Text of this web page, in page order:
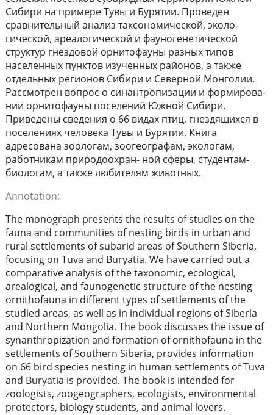
Сибири на примере Тувы и Бурятии. Проведен
сравнительный анализ таксономической, эколо-
гической, ареалогической и фауногенетической
структур гнездовой орнитофауны разных типов
населенных пунктов изученных районов, а также
отдельных регионов Сибири и Северной Монголии.
Рассмотрен вопрос о синантропизации и формирова-
нии орнитофауны поселений Южной Сибири.
Приведены сведения о 66 видах птиц, гнездящихся в
поселениях человека Тувы и Бурятии. Книга
адресована зоологам, зоогеографам, экологам,
работникам природоохран- ной сферы, студентам-
биологам, а также любителям животных.
Annotation:
The monograph presents the results of studies on the
fauna and communities of nesting birds in urban and
rural settlements of subarid areas of Southern Siberia,
focusing on Tuva and Buryatia. We have carried out a
comparative analysis of the taxonomic, ecological,
arealogical, and faunogenetic structure of the nesting
ornithofauna in different types of settlements of the
studied areas, as well as in individual regions of Siberia
and Northern Mongolia. The book discusses the issue of
synanthropization and formation of ornithofauna in the
settlements of Southern Siberia, provides information
on 66 bird species nesting in human settlements of Tuva
and Buryatia is provided. The book is intended for
zoologists, zoogeographers, ecologists, environmental
protectors, biology students, and animal lovers.